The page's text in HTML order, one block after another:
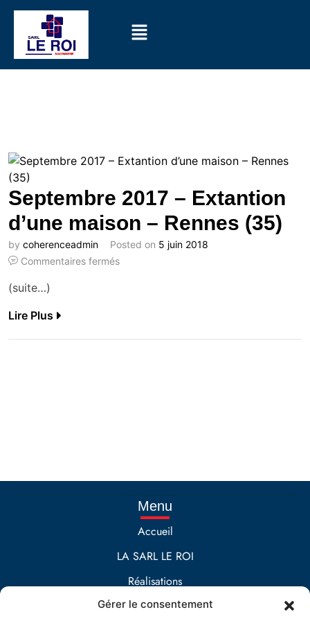
Gérer le consentement
Septembre 2017 – Extantion
d’une maison – Rennes (35)
by coherenceadmin Posted on 5 juin 2018
Commentaires fermés
(suite…)
Lire Plus
Menu
Accueil
LA SARL LE ROI
Réalisations
Contact